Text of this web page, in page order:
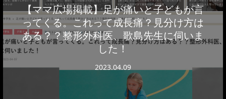
【ママ広場掲載】足が痛いと子どもが言
ってくる。これって成長痛？見分け方は
ある？？整形外科医、歌島先生に伺いま
した！
2023.04.09
サービス
肩の診察・相談の流れ